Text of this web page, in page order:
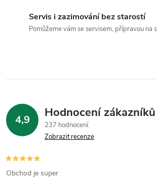
ý
p
i
u
Servis i zazimování bez starostí
Pomůžeme vám se servisem, přípravou na
4,9 Hodnocení zákazníků
237 hodnocení
Zobrazit recenze
Obchod je super